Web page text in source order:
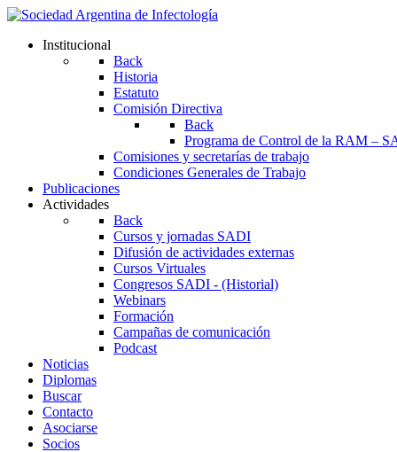
Institucional
Back
Historia
Estatuto
Comisión Directiva
Back
Programa de Control de la RAM –
Comisiones y secretarías de trabajo
Condiciones Generales de Trabajo
Publicaciones
Actividades
Back
Cursos y jornadas SADI
Difusión de actividades externas
Cursos Virtuales
Congresos SADI - (Historial)
Webinars
Formación
Campañas de comunicación
Podcast
Noticias
Diplomas
Buscar
Contacto
Asociarse
Socios